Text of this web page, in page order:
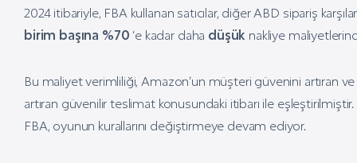
2024 itibariyle, FBA kullanan satıcılar, diğer ABD sipariş
birim başına %70‘e kadar daha düşük nakliye
Bu maliyet verimliliği, Amazon’un müşteri güvenini artıran ve
artıran güvenilir teslimat konusundaki itibarı ile
FBA, oyunun kurallarını değiştirmeye devam ediyor.